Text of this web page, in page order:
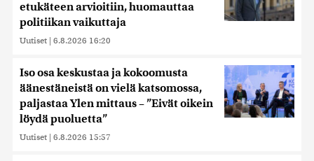
etukäteen arvioitiin, huomauttaa
politiikan vaikuttaja
Uutiset | 6.8.2026 16:20
Iso osa keskustaa ja kokoomusta
äänestäneistä on vielä katsomossa,
paljastaa Ylen mittaus – ”Eivät oikein
löydä puoluetta”
Uutiset | 6.8.2026 15:57